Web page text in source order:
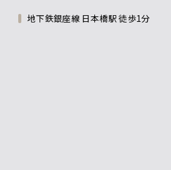
地下鉄銀座線 日本橋駅 徒歩1分